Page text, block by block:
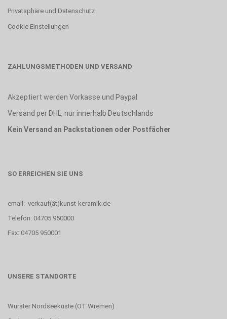
Privatsphäre und Datenschutz
Cookie Einstellungen
ZAHLUNGSMETHODEN UND VERSAND
Akzeptiert werden Vorkasse und Paypal
Versand per DHL, nur innerhalb Deutschlands
Kein Versand an Packstationen oder Postfächer
SO ERREICHEN SIE UNS
email: verkauf(ät)kunst-keramik.de
Telefon: 04705 950000
Fax: 04705 950001
UNSERE STANDORTE
Wurster Nordseeküste (OT Wremen)